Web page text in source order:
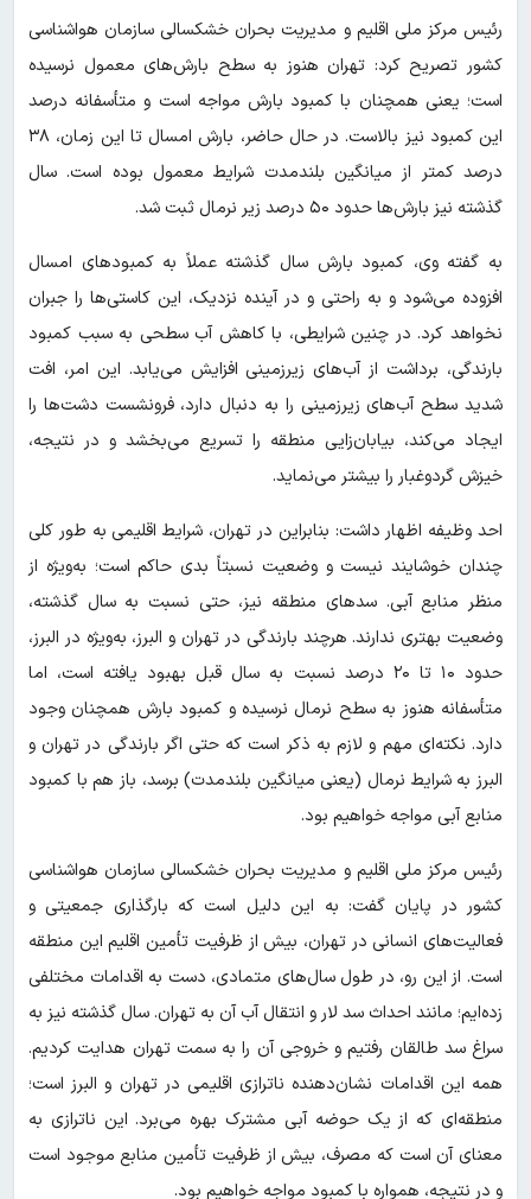
رئیس مرکز ملی اقلیم و مدیریت بحران خشکسالی سازمان هواشناسی
کشور تصریح کرد: تهران هنوز به سطح بارش‌های معمول نرسیده
است؛ یعنی همچنان با کمبود بارش مواجه است و متأسفانه درصد
این کمبود نیز بالاست. در حال حاضر، بارش امسال تا این زمان، ۳۸
درصد کمتر از میانگین بلندمدت شرایط معمول بوده است. سال
گذشته نیز بارش‌ها حدود ۵۰ درصد زیر نرمال ثبت شد.
به گفته وی، کمبود بارش سال گذشته عملاً به کمبودهای امسال
افزوده می‌شود و به راحتی و در آینده نزدیک، این کاستی‌ها را جبران
نخواهد کرد. در چنین شرایطی، با کاهش آب سطحی به سبب کمبود
بارندگی، برداشت از آب‌های زیرزمینی افزایش می‌یابد. این امر، افت
شدید سطح آب‌های زیرزمینی را به دنبال دارد، فرونشست دشت‌ها را
ایجاد می‌کند، بیابان‌زایی منطقه را تسریع می‌بخشد و در نتیجه،
خیزش گردوغبار را بیشتر می‌نماید.
احد وظیفه اظهار داشت: بنابراین در تهران، شرایط اقلیمی به طور کلی
چندان خوشایند نیست و وضعیت نسبتاً بدی حاکم است؛ به‌ویژه از
منظر منابع آبی. سدهای منطقه نیز، حتی نسبت به سال گذشته،
وضعیت بهتری ندارند. هرچند بارندگی در تهران و البرز، به‌ویژه در البرز،
حدود ۱۰ تا ۲۰ درصد نسبت به سال قبل بهبود یافته است، اما
متأسفانه هنوز به سطح نرمال نرسیده و کمبود بارش همچنان وجود
دارد. نکته‌ای مهم و لازم به ذکر است که حتی اگر بارندگی در تهران و
البرز به شرایط نرمال (یعنی میانگین بلندمدت) برسد، باز هم با کمبود
منابع آبی مواجه خواهیم بود.
رئیس مرکز ملی اقلیم و مدیریت بحران خشکسالی سازمان هواشناسی
کشور در پایان گفت: به این دلیل است که بارگذاری جمعیتی و
فعالیت‌های انسانی در تهران، بیش از ظرفیت تأمین اقلیم این منطقه
است. از این رو، در طول سال‌های متمادی، دست به اقدامات مختلفی
زده‌ایم؛ مانند احداث سد لار و انتقال آب آن به تهران. سال گذشته نیز به
سراغ سد طالقان رفتیم و خروجی آن را به سمت تهران هدایت کردیم.
همه این اقدامات نشان‌دهنده ناترازی اقلیمی در تهران و البرز است؛
منطقه‌ای که از یک حوضه آبی مشترک بهره می‌برد. این ناترازی به
معنای آن است که مصرف، بیش از ظرفیت تأمین منابع موجود است
و در نتیجه، همواره با کمبود مواجه خواهیم بود.